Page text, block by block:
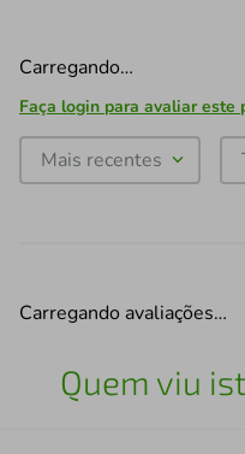
Carregando…
Faça login para avaliar este
Mais recentes
Carregando avaliações…
Quem viu